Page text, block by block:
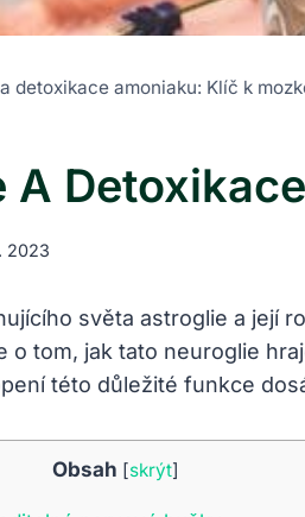
detoxikace amoniaku: Klíč k
A
2023
světa astroglie a její
o tom, jak tato neuroglie
této důležité funkce
Obsah [skrýt]